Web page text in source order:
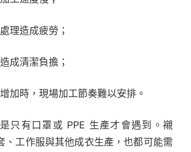
理造成疲勞；
成清潔負擔；
加時，現場加工節奏難以安排。
只有口罩或 PPE 生產才會遇到。襯
、工作服與其他成衣生產，也都可能需